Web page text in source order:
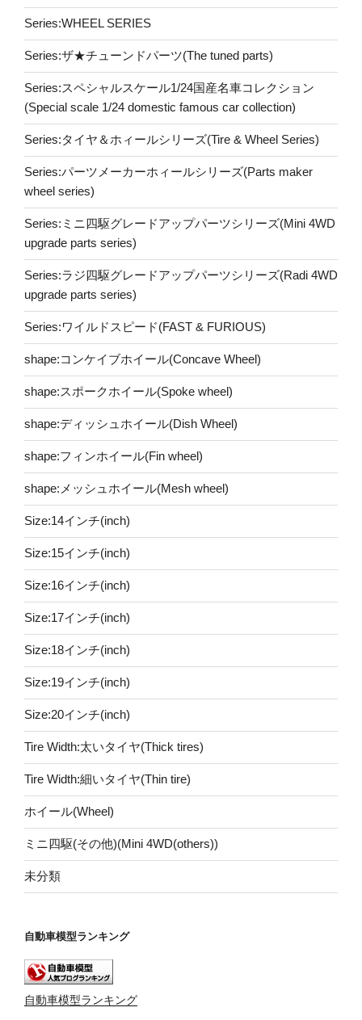
Series:WHEEL SERIES
Series:ザ★チューンドパーツ(The tuned parts)
Series:スペシャルスケール1/24国産名車コレクション
(Special scale 1/24 domestic famous car collection)
Series:タイヤ＆ホィールシリーズ(Tire & Wheel Series)
Series:パーツメーカーホィールシリーズ(Parts maker
wheel series)
Series:ミニ四駆グレードアップパーツシリーズ(Mini 4WD
upgrade parts series)
Series:ラジ四駆グレードアップパーツシリーズ(Radi 4WD
upgrade parts series)
Series:ワイルドスピード(FAST & FURIOUS)
shape:コンケイブホイール(Concave Wheel)
shape:スポークホイール(Spoke wheel)
shape:ディッシュホイール(Dish Wheel)
shape:フィンホイール(Fin wheel)
shape:メッシュホイール(Mesh wheel)
Size:14インチ(inch)
Size:15インチ(inch)
Size:16インチ(inch)
Size:17インチ(inch)
Size:18インチ(inch)
Size:19インチ(inch)
Size:20インチ(inch)
Tire Width:太いタイヤ(Thick tires)
Tire Width:細いタイヤ(Thin tire)
ホイール(Wheel)
ミニ四駆(その他)(Mini 4WD(others))
未分類
自動車模型ランキング
自動車模型ランキング